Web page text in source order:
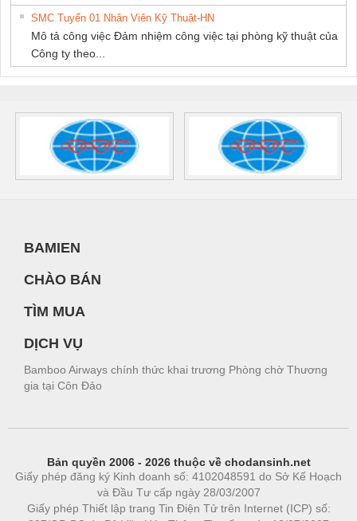
SMC Tuyển 01 Nhân Viên Kỹ Thuật-HN
Mô tả công việc Đảm nhiệm công việc tại phòng kỹ thuật của
Công ty theo...
BAMIEN
CHÀO BÁN
TÌM MUA
DỊCH VỤ
Bamboo Airways chính thức khai trương Phòng chờ Thương
gia tại Côn Đảo
Bản quyền 2006 - 2026 thuộc về chodansinh.net
Giấy phép đăng ký Kinh doanh số: 4102048591 do Sở Kế Hoạch
và Đầu Tư cấp ngày 28/03/2007
Giấy phép Thiết lập trang Tin Điện Tử trên Internet (ICP) số: